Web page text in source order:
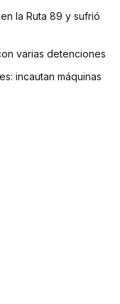
la Ruta 89 y sufrió
varias detenciones
incautan máquinas